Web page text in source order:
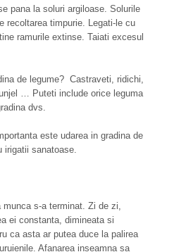
pana la soluri argiloase. Solurile
recoltarea timpurie. Legati-le cu
ramurile extinse. Taiati excesul
de legume? Castraveti, ridichi,
… Puteti include orice leguma
dvs.
este udarea in gradina de
irigatii sanatoase.
s-a terminat. Zi de zi,
ei constanta, dimineata si
ca asta ar putea duce la palirea
Afanarea inseamna sa